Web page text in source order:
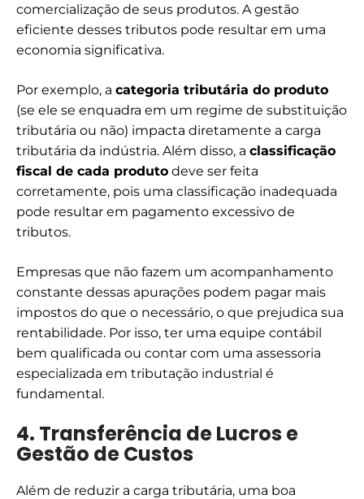
comercialização de seus produtos. A gestão
eficiente desses tributos pode resultar em uma
economia significativa.
Por exemplo, a categoria tributária do produto
(se ele se enquadra em um regime de substituição
tributária ou não) impacta diretamente a carga
tributária da indústria. Além disso, a classificação
fiscal de cada produto deve ser feita
corretamente, pois uma classificação inadequada
pode resultar em pagamento excessivo de
tributos.
Empresas que não fazem um acompanhamento
constante dessas apurações podem pagar mais
impostos do que o necessário, o que prejudica sua
rentabilidade. Por isso, ter uma equipe contábil
bem qualificada ou contar com uma assessoria
especializada em tributação industrial é
fundamental.
4. Transferência de Lucros e
Gestão de Custos
Além de reduzir a carga tributária, uma boa